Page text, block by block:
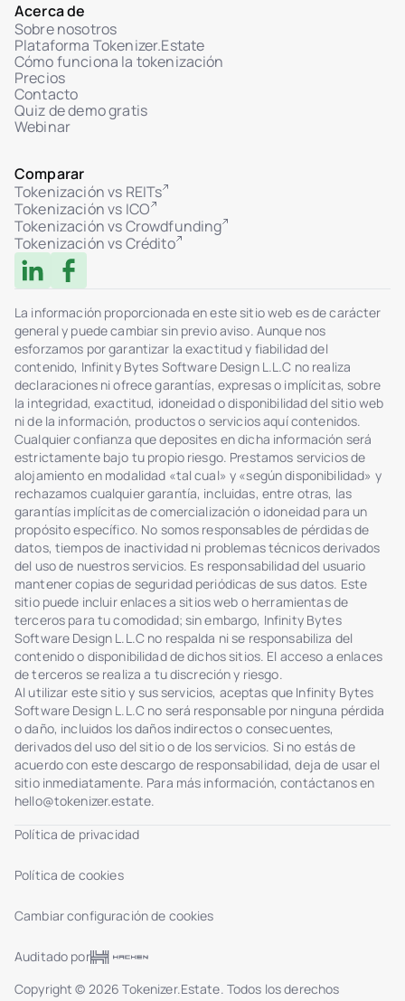
Acerca de
Sobre nosotros
Plataforma Tokenizer.Estate
Cómo funciona la tokenización
Precios
Contacto
Quiz de demo gratis
Webinar
Comparar
Tokenización vs REITs
Tokenización vs ICO
Tokenización vs Crowdfunding
Tokenización vs Crédito
La información proporcionada en este sitio web es de carácter
general y puede cambiar sin previo aviso. Aunque nos
esforzamos por garantizar la exactitud y fiabilidad del
contenido, Infinity Bytes Software Design L.L.C no realiza
declaraciones ni ofrece garantías, expresas o implícitas, sobre
la integridad, exactitud, idoneidad o disponibilidad del sitio web
ni de la información, productos o servicios aquí contenidos.
Cualquier confianza que deposites en dicha información será
estrictamente bajo tu propio riesgo. Prestamos servicios de
alojamiento en modalidad «tal cual» y «según disponibilidad» y
rechazamos cualquier garantía, incluidas, entre otras, las
garantías implícitas de comercialización o idoneidad para un
propósito específico. No somos responsables de pérdidas de
datos, tiempos de inactividad ni problemas técnicos derivados
del uso de nuestros servicios. Es responsabilidad del usuario
mantener copias de seguridad periódicas de sus datos. Este
sitio puede incluir enlaces a sitios web o herramientas de
terceros para tu comodidad; sin embargo, Infinity Bytes
Software Design L.L.C no respalda ni se responsabiliza del
contenido o disponibilidad de dichos sitios. El acceso a enlaces
de terceros se realiza a tu discreción y riesgo.
Al utilizar este sitio y sus servicios, aceptas que Infinity Bytes
Software Design L.L.C no será responsable por ninguna pérdida
o daño, incluidos los daños indirectos o consecuentes,
derivados del uso del sitio o de los servicios. Si no estás de
acuerdo con este descargo de responsabilidad, deja de usar el
sitio inmediatamente. Para más información, contáctanos en
hello@tokenizer.estate.
Política de privacidad
Política de cookies
Cambiar configuración de cookies
Auditado por
Copyright © 2026 Tokenizer.Estate. Todos los derechos